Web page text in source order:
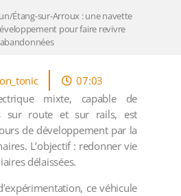
Étang-sur-Arroux : une navette
pour faire revivre
07:03
mixte, capable de
sur route et sur rails, est
de développement par la
L’objectif : redonner vie
délaissées.
ce véhicule